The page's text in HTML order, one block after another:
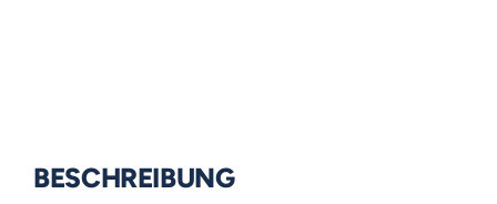
BESCHREIBUNG